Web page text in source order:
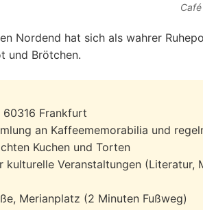
Nordend hat sich als wahrer
und Brötchen.
60316 Frankfurt
an Kaffeememorabilia und
Kuchen und Torten
kulturelle Veranstaltungen (Literatur,
Merianplatz (2 Minuten Fußweg)